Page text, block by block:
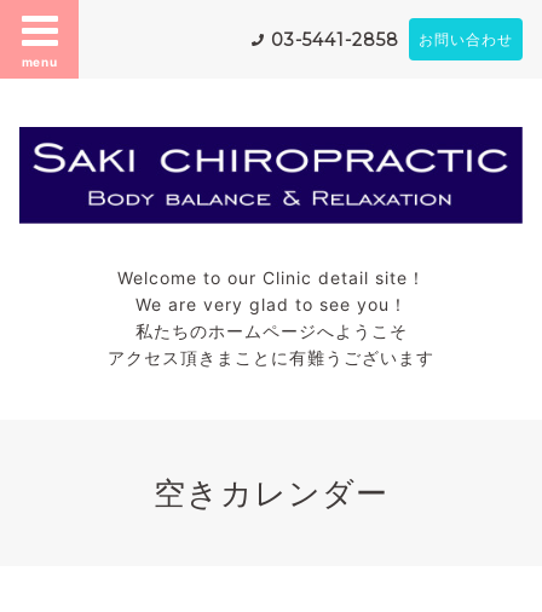
menu
03-5441-2858 お問い合わせ
Welcome to our Clinic detail site！
We are very glad to see you！
私たちのホームページへようこそ
アクセス頂きまことに有難うございます
空きカレンダー